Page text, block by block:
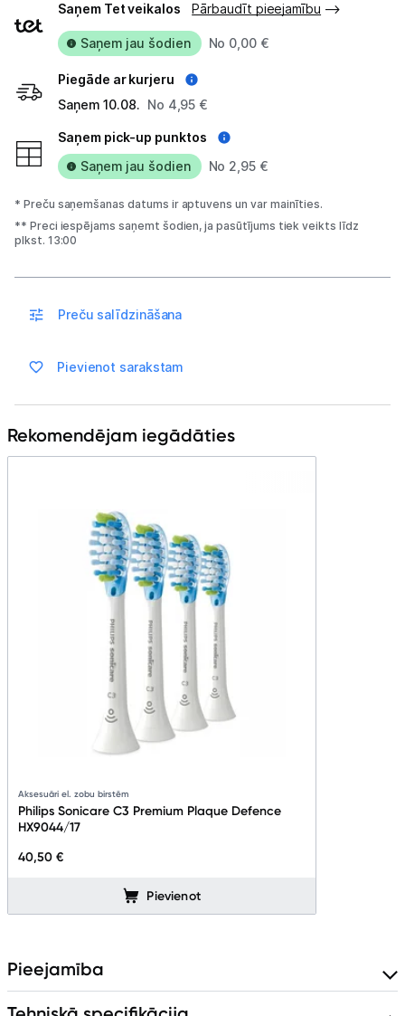
Termometri
Sports un atpūta
Ražotāju atjaunota tehnika
Vēlmju saraksts
Blogs
Tehnikas izvešana
Uzņēmumiem
Tet pakalpojumi
Informācija
veidi
Saņem Tet veikalos Pārbaudīt pieejamību
Saņem jau šodien No 0,00 €
Piegāde ar kurjeru
Saņem 10.08. No 4,95 €
Saņem pick-up punktos
Saņem jau šodien
No 2,95 €
* Preču saņemšanas datums ir aptuvens un var mainīties.
** Preci iespējams saņemt šodien, ja pasūtījums tiek veikts līdz
plkst. 13:00
Preču salīdzināšana
Pievienot sarakstam
Rekomendējam iegādāties
Aksesuāri el. zobu birstēm
Philips Sonicare C3 Premium Plaque Defence
HX9044/17
40,50 €
Pievienot
Pieejamība